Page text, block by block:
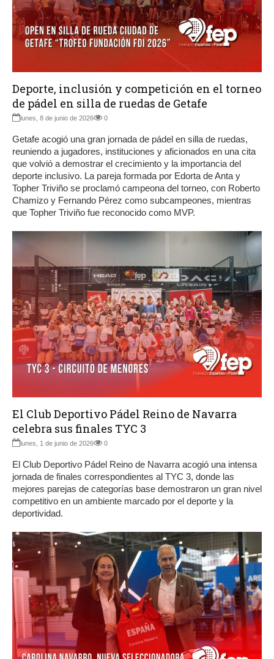
Deporte, inclusión y competición en el torneo
de pádel en silla de ruedas de Getafe
lunes, 8 de junio de 2026 0
Getafe acogió una gran jornada de pádel en silla de ruedas,
reuniendo a jugadores, instituciones y aficionados en una cita
que volvió a demostrar el crecimiento y la importancia del
deporte inclusivo. La pareja formada por Edorta de Anta y
Topher Triviño se proclamó campeona del torneo, con Roberto
Chamizo y Fernando Pérez como subcampeones, mientras
que Topher Triviño fue reconocido como MVP.
El Club Deportivo Pádel Reino de Navarra
celebra sus finales TYC 3
lunes, 1 de junio de 2026 0
El Club Deportivo Pádel Reino de Navarra acogió una intensa
jornada de finales correspondientes al TYC 3, donde las
mejores parejas de categorías base demostraron un gran nivel
competitivo en un ambiente marcado por el deporte y la
deportividad.